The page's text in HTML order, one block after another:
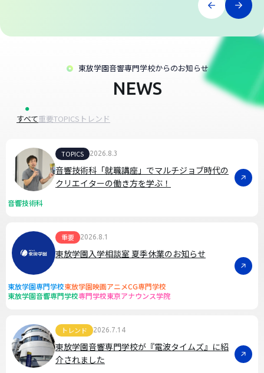
東放学園音響専門学校からのお知らせ
NEWS
すべて重要TOPICS トレンド
TOPICS 2026.8.3
音響技術科「就職講座」でマルチジョブ時代の
クリエイターの働き方を学ぶ！
音響技術科
重要 2026.8.1
東放学園入学相談室 夏季休業のお知らせ
東放学園専門学校東放学園映画アニメCG専門学校
東放学園音響専門学校専門学校東京アナウンス学院
トレンド 2026.7.14
東放学園音響専門学校が『電波タイムズ』に紹
介されました